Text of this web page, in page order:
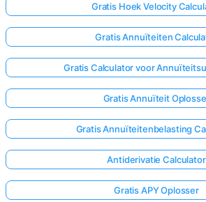
Gratis Hoek Velocity
Gratis Annuïteiten
Gratis Calculator voor
Gratis Annuïteit
Gratis Annuïteitenbelasting
Antiderivatie Calculator
Gratis APY Oplosser